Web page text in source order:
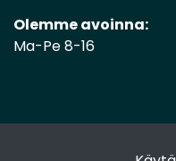
Olemme avoinna:
Ma-Pe 8-16